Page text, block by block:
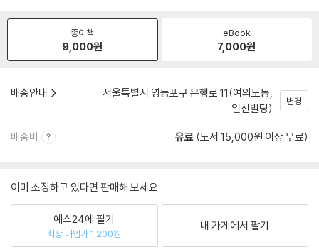
종이책
9,000원
eBook
7,000원
배송안내
서울특별시 영등포구 은행로 11(여의도동,
일신빌딩)
변경
배송비 유료 (도서 15,000원 이상 무료)
이미 소장하고 있다면 판매해 보세요.
예스24에 팔기
최상 매입가 1,200원
내 가게에서 팔기